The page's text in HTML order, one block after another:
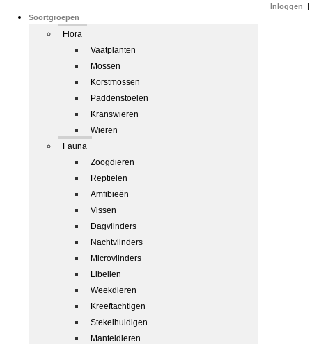
Soortgroepen
Flora
Vaatplanten
Mossen
Korstmossen
Paddenstoelen
Kranswieren
Wieren
Fauna
Zoogdieren
Reptielen
Amfibieën
Vissen
Dagvlinders
Nachtvlinders
Microvlinders
Libellen
Weekdieren
Kreeftachtigen
Stekelhuidigen
Manteldieren
Inloggen |